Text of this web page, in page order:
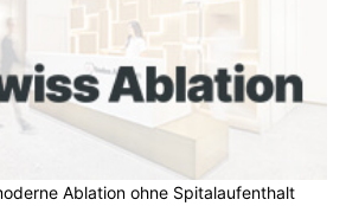
Ablation ohne Spitalaufenthalt